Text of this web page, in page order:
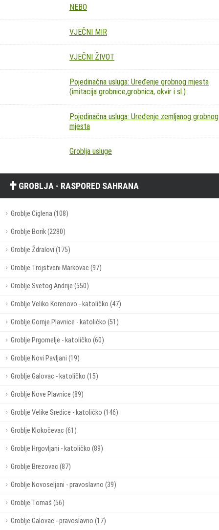
NEBO
VJEČNI MIR
VJEČNI ŽIVOT
Pojedinačna usluga: Uređenje grobnog mjesta
(imitacija grobnice,grobnica, okvir i sl.)
Pojedinačna usluga: Uređenje zemljanog grobnog
mjesta
Groblja usluge
GROBLJA - RASPORED SAHRANA
Groblje Ciglena (108)
Groblje Borik (2280)
Groblje Ždralovi (175)
Groblje Trojstveni Markovac (97)
Groblje Svetog Andrije (550)
Groblje Veliko Korenovo - katoličko (47)
Groblje Gornje Plavnice - katoličko (51)
Groblje Prgomelje - katoličko (60)
Groblje Novi Pavljani (19)
Groblje Galovac - katoličko (15)
Groblje Nove Plavnice (89)
Groblje Velike Sredice - katoličko (146)
Groblje Klokočevac (61)
Groblje Hrgovljani - katoličko (89)
Groblje Brezovac (87)
Groblje Novoseljani - pravoslavno (39)
Groblje Tomaš (56)
Groblje Galovac - pravoslavno (17)